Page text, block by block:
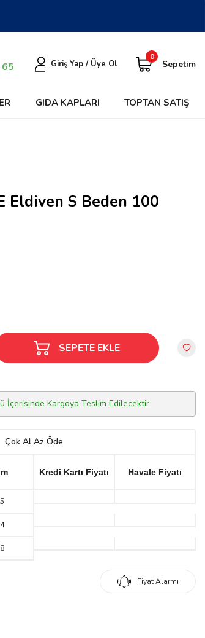
Giriş Yap / Üye Ol
0
Sepetim
GIDA KAPLARI TOPTAN SATIŞ
Eldiven S Beden 100
SEPETE EKLE
İçerisinde Kargoya Teslim Edilecektir
Çok Al Az Öde
Kredi Kartı Fiyatı Havale Fiyatı
Fiyat Alarmı